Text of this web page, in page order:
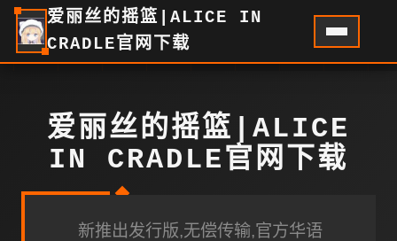
爱丽丝的摇篮|ALICE IN
CRADLE官网下载
爱丽丝的摇篮|ALICE
IN CRADLE官网下载
新推出发行版,无偿传输,官方华语